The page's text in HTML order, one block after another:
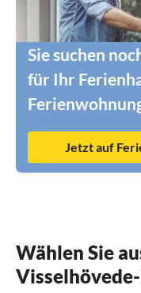
Sie suchen
für Ihr
Jetzt auf
Wählen Sie